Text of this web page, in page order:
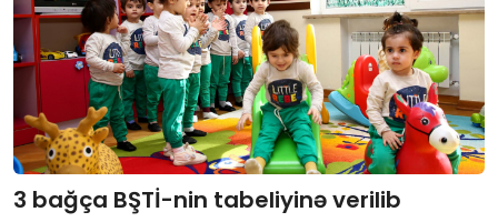
3 bağça BŞTİ-nin tabeliyinə verilib